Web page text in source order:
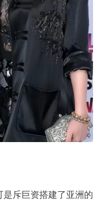
斥巨资搭建了亚洲的